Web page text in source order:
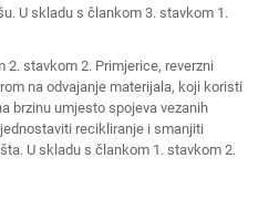
U skladu s člankom 3. stavkom 1.
2. stavkom 2. Primjerice, reverzni
na odvajanje materijala, koji koristi
brzinu umjesto spojeva vezanih
recikliranje i smanjiti
U skladu s člankom 1. stavkom 2.